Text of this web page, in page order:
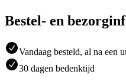
Bestel- en
Vandaag besteld, al na een
30 dagen bedenktijd